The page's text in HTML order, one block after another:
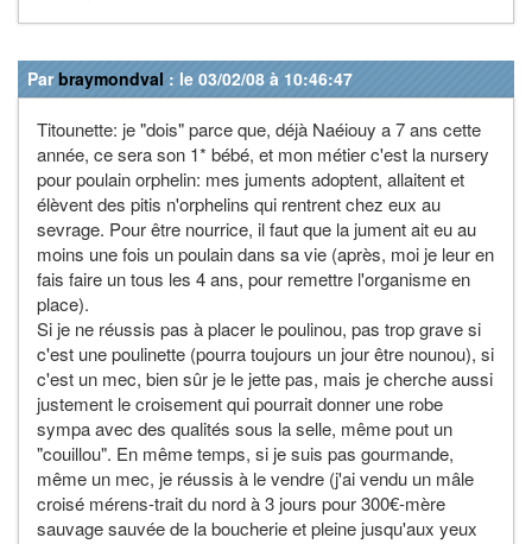
Parbraymondval : le 03/02/08 à 10:46:47
Titounette: je "dois" parce que, déjà Naéiouy a 7 ans cette
année, ce sera son 1* bébé, et mon métier c'est la nursery
pour poulain orphelin: mes juments adoptent, allaitent et
élèvent des pitis n'orphelins qui rentrent chez eux au
sevrage. Pour être nourrice, il faut que la jument ait eu au
moins une fois un poulain dans sa vie (après, moi je leur en
fais faire un tous les 4 ans, pour remettre l'organisme en
place).
Si je ne réussis pas à placer le poulinou, pas trop grave si
c'est une poulinette (pourra toujours un jour être nounou), si
c'est un mec, bien sûr je le jette pas, mais je cherche aussi
justement le croisement qui pourrait donner une robe
sympa avec des qualités sous la selle, même pout un
"couillou". En même temps, si je suis pas gourmande,
même un mec, je réussis à le vendre (j'ai vendu un mâle
croisé mérens-trait du nord à 3 jours pour 300€-mère
sauvage sauvée de la boucherie et pleine jusqu'aux yeux